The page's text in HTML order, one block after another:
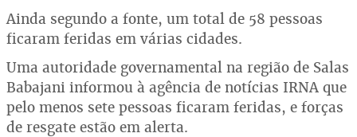
Ainda segundo a fonte, um total de 58 pessoas
ficaram feridas em várias cidades.
Uma autoridade governamental na região de Salas
Babajani informou à agência de notícias IRNA que
pelo menos sete pessoas ficaram feridas, e forças
de resgate estão em alerta.